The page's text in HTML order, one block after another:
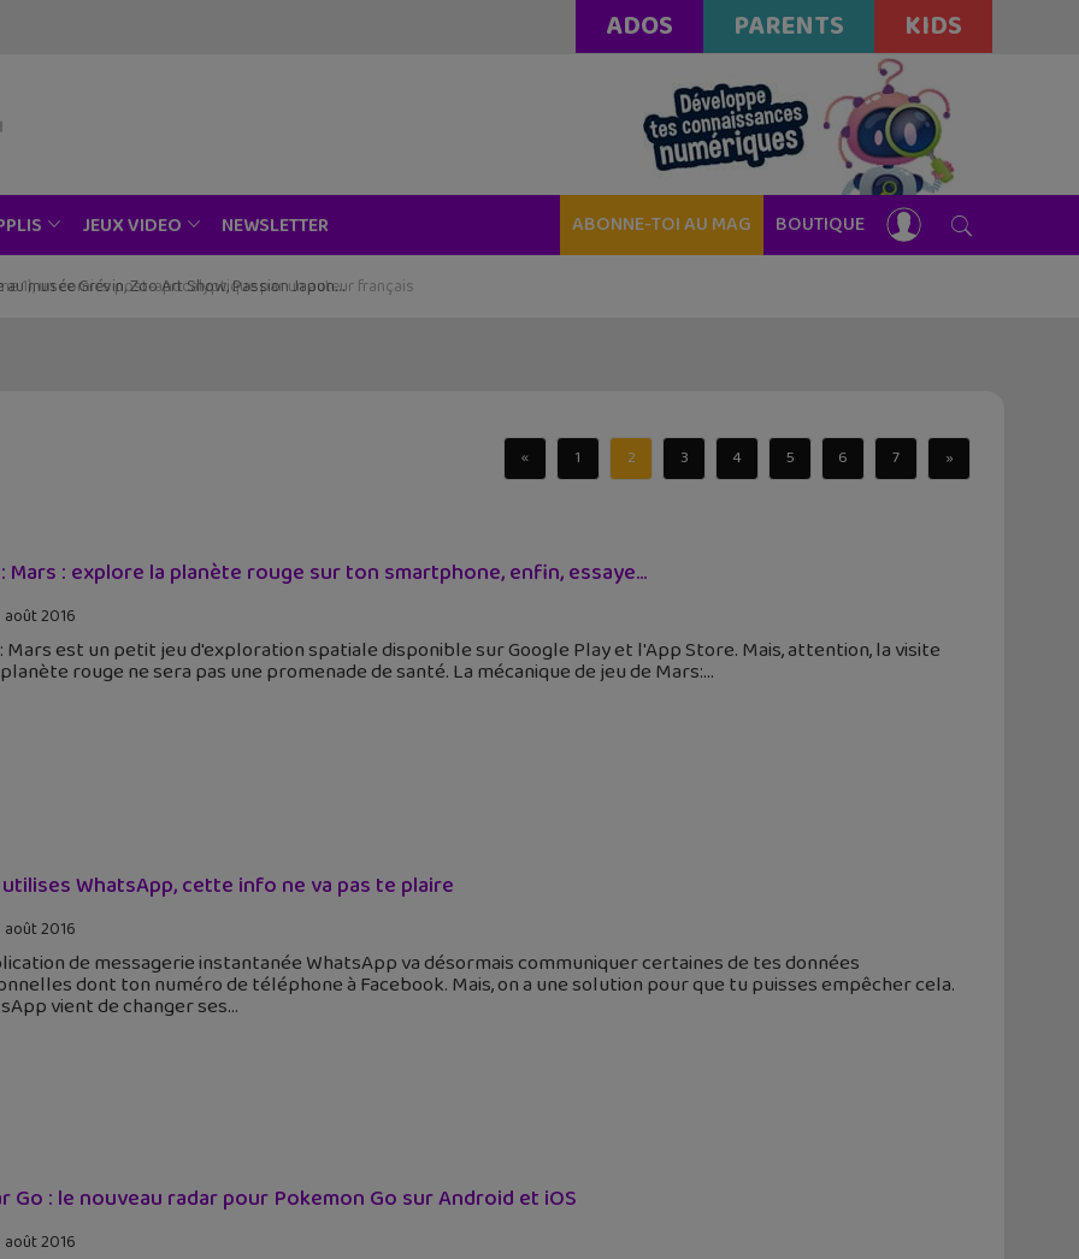
ADOS PARENTS KIDS
JEUX VIDEO NEWSLETTER ABONNE-TOI AU MAG BOUTIQUE
musée Grévin, Zoo Art Show, Passion Japon…
« 1 2 3 4 5 6 7 »
Mars : explore la planète rouge sur ton smartphone, enfin, essaye…
août 2016
Mars est un petit jeu d'exploration spatiale disponible sur Google Play et l'App Store. Mais, attention, la visite
rouge ne sera pas une promenade de santé. La mécanique de jeu de Mars:
WhatsApp, cette info ne va pas te plaire
août 2016
de messagerie instantanée WhatsApp va désormais communiquer certaines de tes données
dont ton numéro de téléphone à Facebook. Mais, on a une solution pour que tu puisses empêcher cela.
vient de changer ses
Go : le nouveau radar pour Pokemon Go sur Android et iOS
août 2016